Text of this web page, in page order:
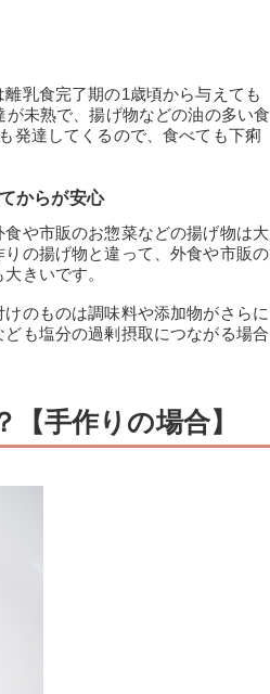
乳食完了期の1歳頃から与えても
未熟で、揚げ物などの油の多い食
発達してくるので、食べても下痢
からが安心
や市販のお惣菜などの揚げ物は大
の揚げ物と違って、外食や市販の
きいです。
のものは調味料や添加物がさらに
も塩分の過剰摂取につながる場合
手作りの場合】